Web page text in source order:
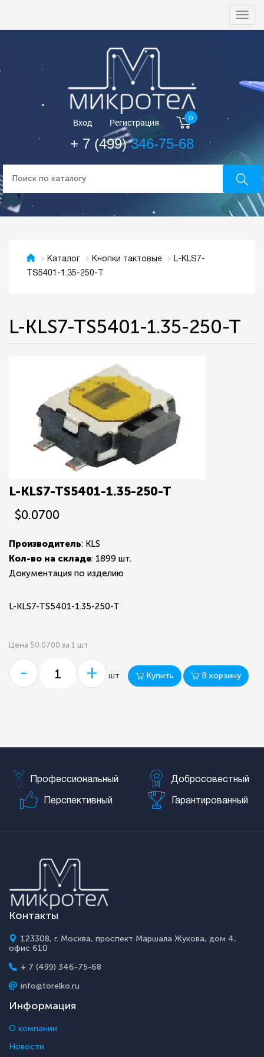
Вход Регистрация 0
+ 7 (499)346-75-68
Каталог Кнопки тактовые
L-KLS7-
TS5401-1.35-250-T
L-KLS7-TS5401-1.35-250-T
L-KLS7-TS5401-1.35-250-T
$0.0700
Производитель: KLS
Кол-во на складе: 1899 шт.
Документация по изделию
L-KLS7-TS5401-1.35-250-T
Цена $0.0700 за 1 шт
- + шт Купить В корзину
Профессиональный Добросовестный
Перспективный Гарантированный
Контакты
123308, г. Москва, проспект Маршала Жукова, дом 4,
офис 610
+ 7 (499) 346-75-68
info@torelko.ru
Информация
О компании
Новости